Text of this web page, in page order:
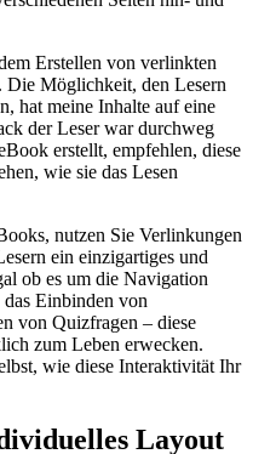
⁢Erstellen ‍von verlinkten
Die‍ Möglichkeit, den Lesern
hat meine Inhalte auf eine
der Leser ‌war durchweg
erstellt, empfehlen, diese
wie sie das Lesen
nutzen Sie Verlinkungen
ein⁣ einzigartiges und
ob es um die Navigation
Einbinden von
von Quizfragen – diese
zum Leben erwecken.
wie diese Interaktivität Ihr
Layout